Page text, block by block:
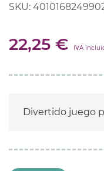
SKU:
22,25 € IVA
Divertido juego